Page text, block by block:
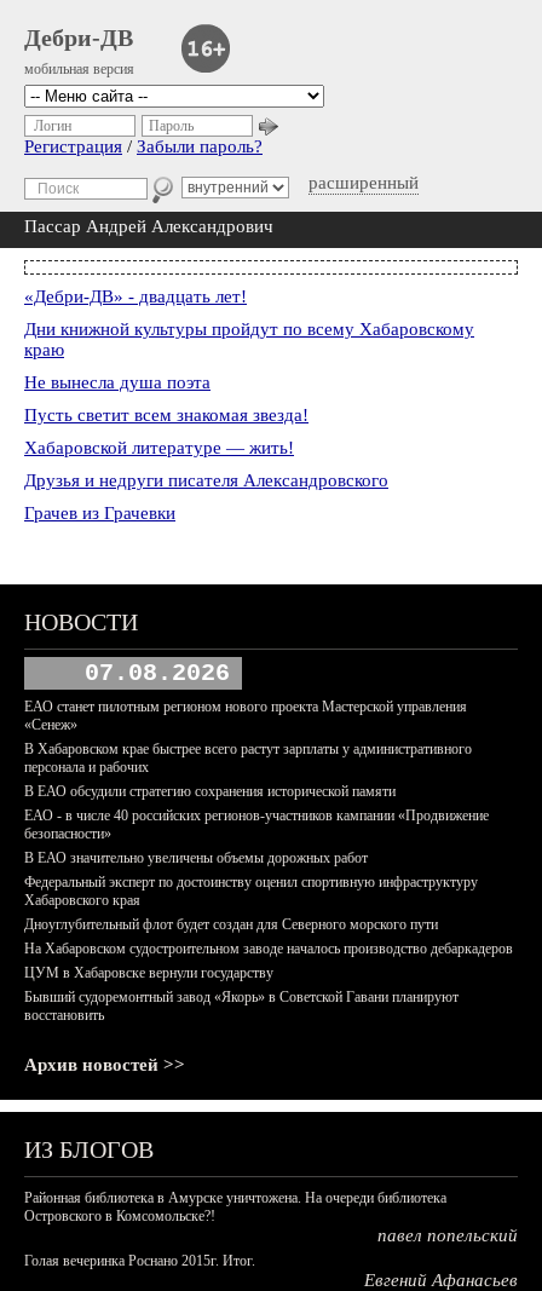
Дебри-ДВ
мобильная версия
расширенный
Логин Пароль
Регистрация / Забыли пароль?
Пассар Андрей Александрович
«Дебри-ДВ» - двадцать лет!
Дни книжной культуры пройдут по всему Хабаровскому
краю
Не вынесла душа поэта
Пусть светит всем знакомая звезда!
Хабаровской литературе — жить!
Друзья и недруги писателя Александровского
Грачев из Грачевки
НОВОСТИ
07.08.2026
ЕАО станет пилотным регионом нового проекта Мастерской управления
«Сенеж»
В Хабаровском крае быстрее всего растут зарплаты у административного
персонала и рабочих
В ЕАО обсудили стратегию сохранения исторической памяти
ЕАО - в числе 40 российских регионов-участников кампании «Продвижение
безопасности»
В ЕАО значительно увеличены объемы дорожных работ
Федеральный эксперт по достоинству оценил спортивную инфраструктуру
Хабаровского края
Дноуглубительный флот будет создан для Северного морского пути
На Хабаровском судостроительном заводе началось производство дебаркадеров
ЦУМ в Хабаровске вернули государству
Бывший судоремонтный завод «Якорь» в Советской Гавани планируют
восстановить
Архив новостей >>
ИЗ БЛОГОВ
Районная библиотека в Амурске уничтожена. На очереди библиотека
Островского в Комсомольске?!
павел попельский
Голая вечеринка Роснано 2015г. Итог.
Евгений Афанасьев